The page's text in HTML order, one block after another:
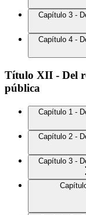
Capítulo 3 -
Capítulo 4 -
Título XII - Del
pública
Capítulo 1 -
Capítulo 2 -
Capítulo 3 -